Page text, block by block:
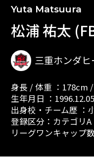
Yuta Matsuura
松浦 祐太
三重ホンダヒ
身長 / 体重 ：178cm
生年月日 ：
出身校・チーム歴 ：
登録区分：カテゴリA
リーグワンキャップ